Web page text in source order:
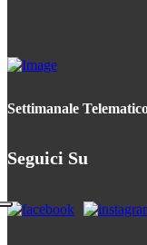
Settimanale
Seguici Su